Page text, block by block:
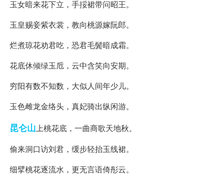
玉女暗来花下立，手挼裙带问昭王。
玉皇赐妾紫衣裳，教向桃源嫁阮郎。
烂煮琼花劝君吃，恐君毛鬓暗成霜。
花底休倾绿玉卮，云中含笑向安期。
穷阳有数不知数，大似人间年少儿。
玉色雌龙金络头，真妃骑出纵闲游。
昆仑山上桃花底，一曲商歌天地秋。
偷来洞口访刘君，缓步轻抬玉线裙。
细擘桃花逐流水，更无言语倚彤云。